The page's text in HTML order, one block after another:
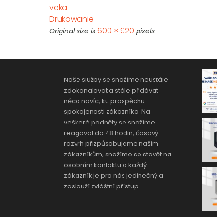
veka
Drukowanie
Original size is 600 × 920 pixels
Naše služby se snažíme neustále
zdokonalovat a stále přidávat
něco navíc, ku prospěchu
spokojenosti zákazníka. Na
veškeré podněty se snažíme
reagovat do 48 hodin, časový
rozvrh přizpůsobujeme našim
zákazníkům, snažíme se stavět na
osobním kontaktu a každý
zákazník je pro nás jedinečný a
zaslouží zvláštní přístup.